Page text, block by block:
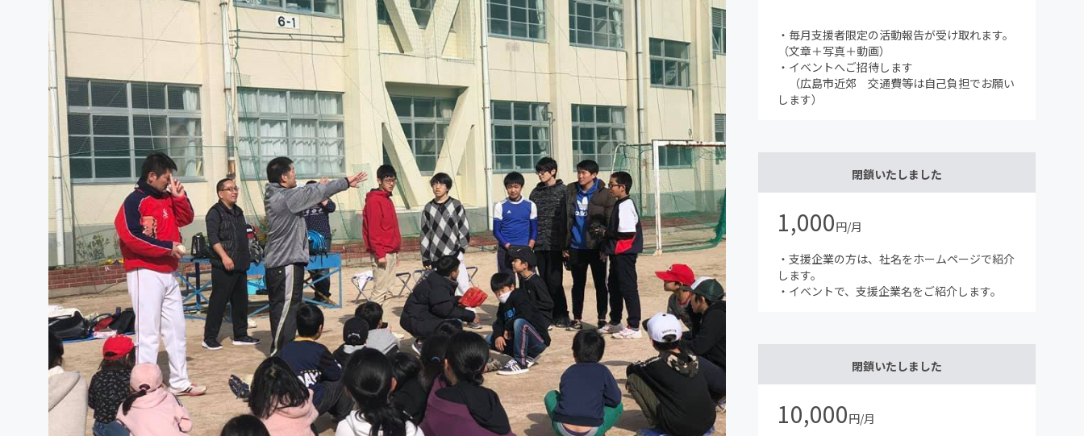
・毎月支援者限定の活動報告が受け取れます。
（文章＋写真＋動画）
・イベントへご招待します
（広島市近郊 交通費等は自己負担でお願い
します）
閉鎖いたしました
1,000円/月
・支援企業の方は、社名をホームページで紹介
します。
・イベントで、支援企業名をご紹介します。
閉鎖いたしました
10,000円/月